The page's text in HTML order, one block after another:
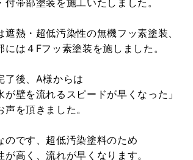
付帯部塗装を施工いたしました。
遮熱・超低汚染性の無機フッ素塗装、
には４Fフッ素塗装を施しました。
了後、A様からは
が壁を流れるスピードが早くなった」
声を頂きました。
のです、超低汚染塗料のため
が高く、流れが早くなります。